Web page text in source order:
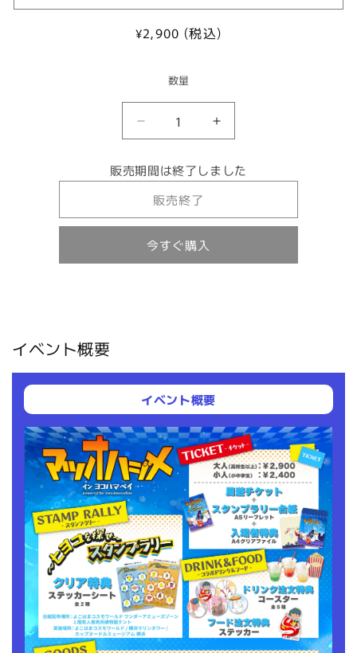
通
¥2,900 (税込)
数量
【2025/6/28】
ツ
オ
ハ
ジ
メ
イ
ベ
イ
チ
ケ
ッ
ト
の
数
量
を
減
ら
す
【2025/6/28】
ツ
オ
ジ
イ
ベ
チ
ケ
ッ
ト
の
数
を
増
や
す
販売期間は終了しました
販売終了
今すぐ購入
イベント概要
イベント概要